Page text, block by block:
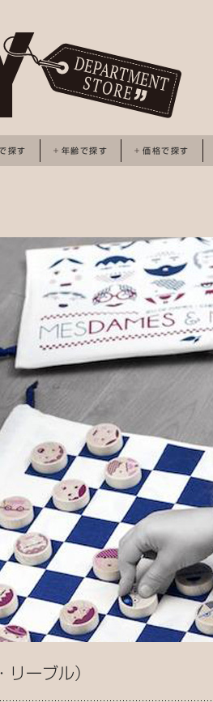
探す 年齢で探す 価格で探す
リーブル）